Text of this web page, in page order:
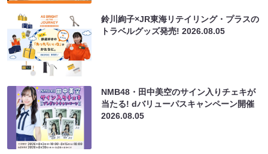
鈴川絢子×JR東海リテイリング・プラスの
トラベルグッズ発売!2026.08.05
NMB48・田中美空のサイン入りチェキが
当たる! dバリューパスキャンペーン開催
2026.08.05